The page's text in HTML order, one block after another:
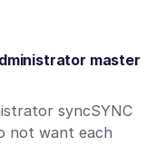
master
syncSYNC
not want each